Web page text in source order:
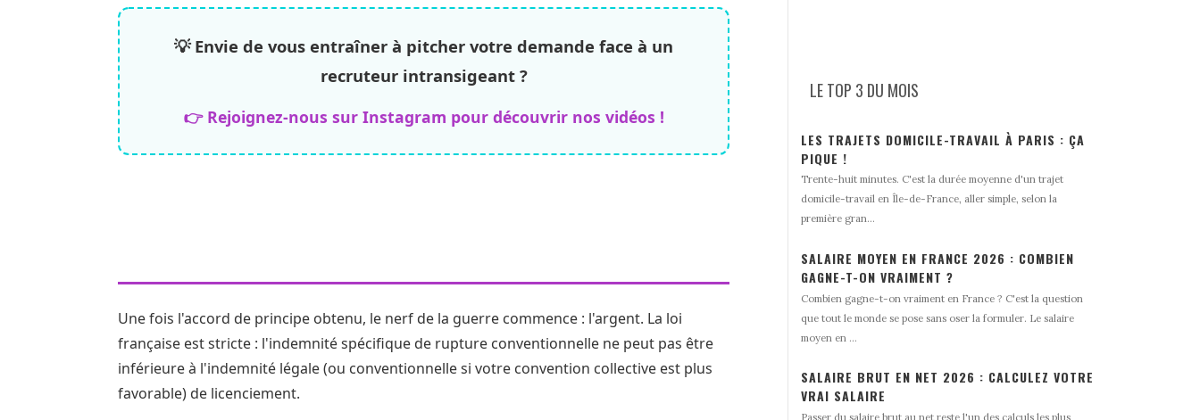
💡 Envie de vous entraîner à pitcher votre demande face à un
recruteur intransigeant ?
👉 Rejoignez-nous sur Instagram pour découvrir nos vidéos !
Une fois l'accord de principe obtenu, le nerf de la guerre commence : l'argent. La loi
française est stricte : l'indemnité spécifique de rupture conventionnelle ne peut pas être
inférieure à l'indemnité légale (ou conventionnelle si votre convention collective est plus
favorable) de licenciement.
LE TOP 3 DU MOIS
LES TRAJETS DOMICILE-TRAVAIL À PARIS : ÇA
PIQUE !
Trente-huit minutes. C'est la durée moyenne d'un trajet
domicile-travail en Île-de-France, aller simple, selon la
première gran...
SALAIRE MOYEN EN FRANCE 2026 : COMBIEN
GAGNE-T-ON VRAIMENT ?
Combien gagne-t-on vraiment en France ? C'est la question
que tout le monde se pose sans oser la formuler. Le salaire
moyen en ...
SALAIRE BRUT EN NET 2026 : CALCULEZ VOTRE
VRAI SALAIRE
Passer du salaire brut au net reste l'un des calculs les plus